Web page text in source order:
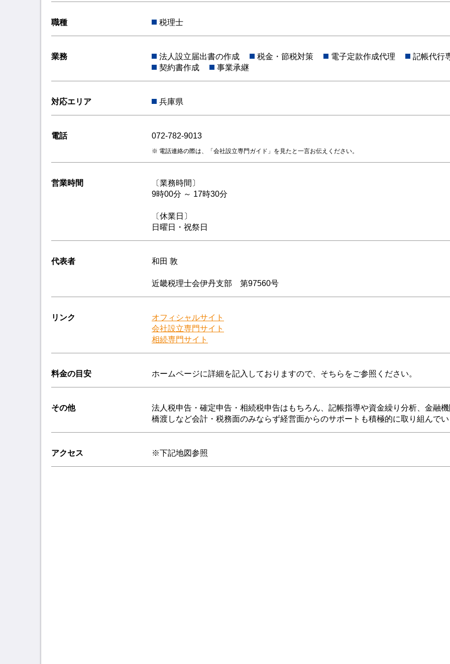
職種 税理士
業務 法人設立届出書の作成 税金・節税対策 電子定款作成代理
記帳代行
契約書作成
事業承継
対応エリア 兵庫県
電話 072-782-9013
電話連絡の際は、「会社設立専門ガイド」を見たと一言お伝えください。
営業時間
〔業務時間〕
9時00分 ～ 17時30分
〔休業日〕
日曜日・祝祭日
代表者 和田 敦
近畿税理士会伊丹支部 第97560号
リンク
オフィシャルサイト
会社設立専門サイト
相続専門サイト
料金の目安 ホームページに詳細を記入しておりますので、そちらをご参照ください。
その他
法人税申告・確定申告・相続税申告はもちろん、記帳指導や資金繰り分析、金融
橋渡しなど会計・税務面のみならず経営面からのサポートも積極的に取り組んで
アクセス ※下記地図参照